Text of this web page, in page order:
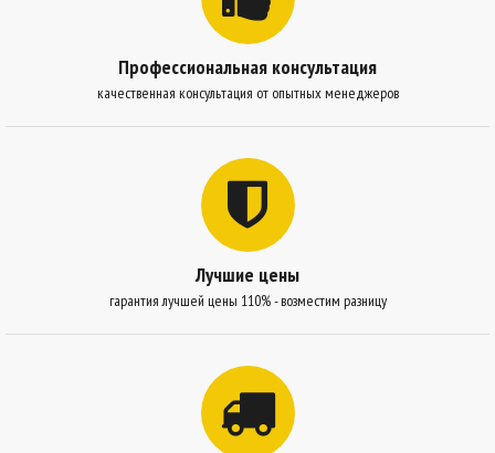
Профессиональная консультация
качественная консультация от опытных менеджеров
Лучшие цены
гарантия лучшей цены 110% - возместим разницу